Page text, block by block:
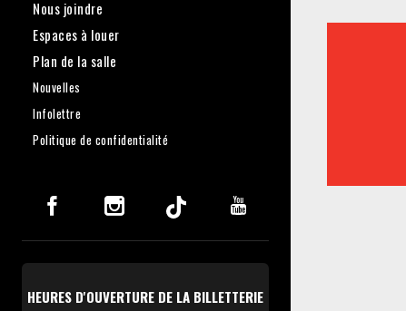
Nous joindre
Espaces à louer
Plan de la salle
Nouvelles
Infolettre
Politique de confidentialité
HEURES D'OUVERTURE DE LA BILLETTERIE